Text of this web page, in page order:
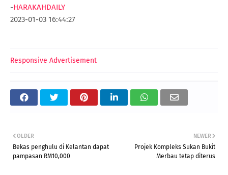
-HARAKAHDAILY
2023-01-03 16:44:27
Responsive Advertisement
NEWER
Projek Kompleks Sukan Bukit
Merbau tetap diterus
OLDER
Bekas penghulu di Kelantan dapat
pampasan RM10,000